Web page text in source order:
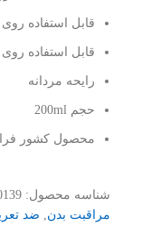
قابل استفاده
قابل استفاده
رایحه مردانه
حجم 200ml
محصول کشور
شناسه محصول:
مراقبت بدن, ضد